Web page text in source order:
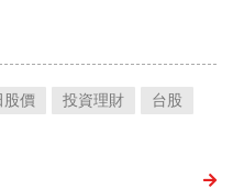
股價 投資理財 台股